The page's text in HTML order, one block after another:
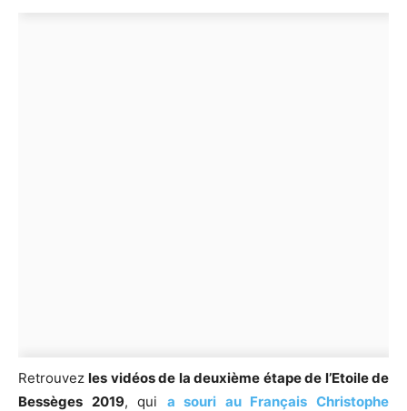
Retrouvezles vidéos de la deuxième étape de l’Etoile de
Bessèges 2019, qui a souri au Français Christophe